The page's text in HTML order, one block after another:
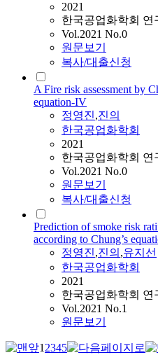
2021
한국공업화학회 연
Vol.2021 No.0
원문보기
복사/대출신청
A Fire risk assessment by
equation-IV
정영진,진의
한국공업화학회
2021
한국공업화학회 연
Vol.2021 No.0
원문보기
복사/대출신청
Prediction of smoke risk
according to Chung’s
정영진,진의 ,유지선
한국공업화학회
2021
한국공업화학회 연
Vol.2021 No.1
원문보기
12345